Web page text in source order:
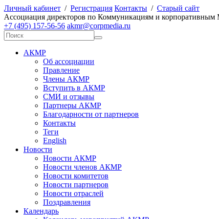
Личный кабинет / Регистрация Контакты / Старый сайт
Ассоциация директоров по Коммуникациям и корпоративным
+7 (495) 157-56-56 akmr@corpmedia.ru
АКМР
Об ассоциации
Правление
Члены АКМР
Вступить в АКМР
СМИ и отзывы
Партнеры АКМР
Благодарности от партнеров
Контакты
Теги
English
Новости
Новости АКМР
Новости членов АКМР
Новости комитетов
Новости партнеров
Новости отраслей
Поздравления
Календарь